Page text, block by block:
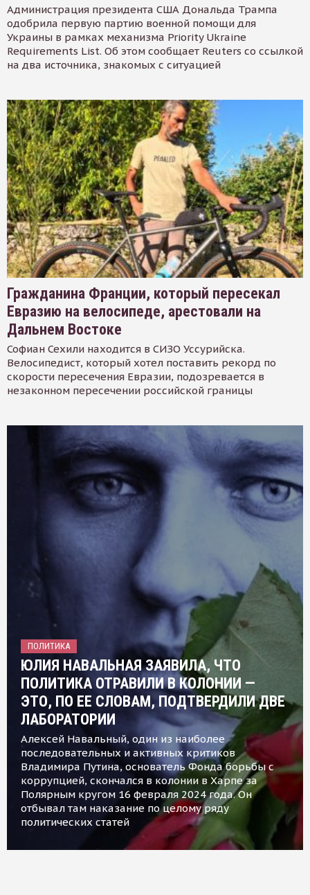
Администрация президента США Дональда Трампа
одобрила первую партию военной помощи для
Украины в рамках механизма Priority Ukraine
Requirements List. Об этом сообщает Reuters со ссылкой
на два источника, знакомых с ситуацией
Гражданина Франции, который пересекал
Евразию на велосипеде, арестовали на
Дальнем Востоке
Софиан Сехили находится в СИЗО Уссурийска.
Велосипедист, который хотел поставить рекорд по
скорости пересечения Евразии, подозревается в
незаконном пересечении российской границы
ПОЛИТИКА
ЮЛИЯ НАВАЛЬНАЯ ЗАЯВИЛА, ЧТО
ПОЛИТИКА ОТРАВИЛИ В КОЛОНИИ —
ЭТО, ПО ЕЕ СЛОВАМ, ПОДТВЕРДИЛИ ДВЕ
ЛАБОРАТОРИИ
Алексей Навальный, один из наиболее
последовательных и активных критиков
Владимира Путина, основатель Фонда борьбы с
коррупцией, скончался в колонии в Харпе за
Полярным кругом 16 февраля 2024 года. Он
отбывал там наказание по целому ряду
политических статей